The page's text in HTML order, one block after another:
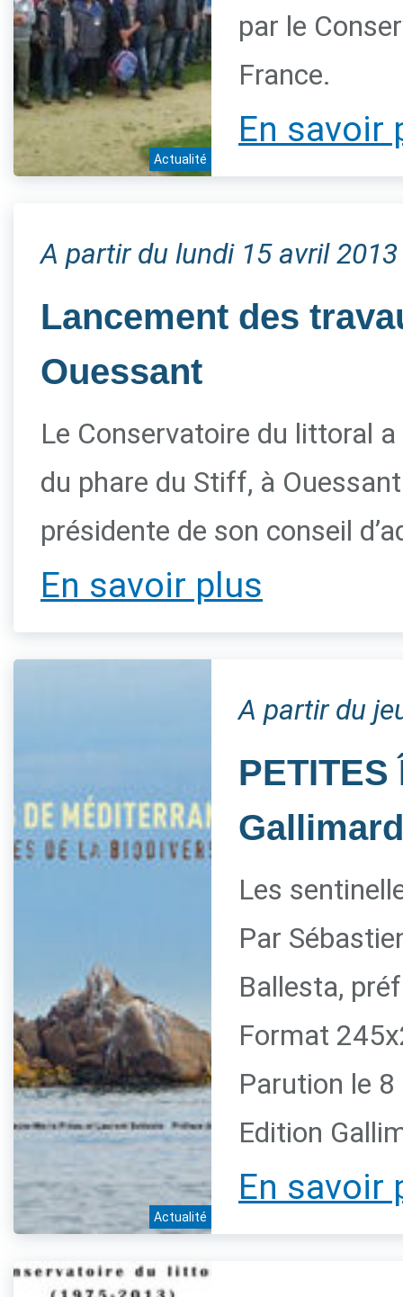
Actualité
par le
France.
En savoir
A partir du lundi 15 avril 2013
Lancement des
Ouessant
Le Conservatoire du littoral
du phare du Stiff, à
présidente de son conseil
En savoir plus
Actualité
A partir du
Gallimard
Les
Par
Ballesta,
Format
Parution le
Edition
En savoir